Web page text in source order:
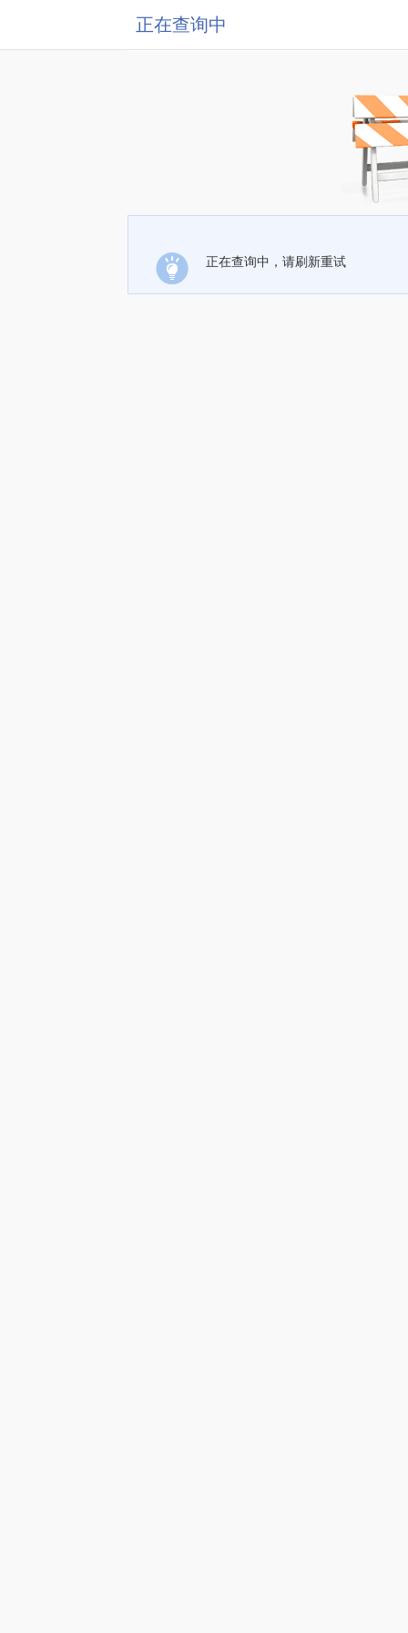
正在查询中
正在查询中，请刷新重试